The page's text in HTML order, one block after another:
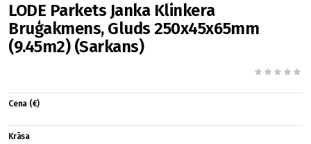
LODE Parkets Janka Klinkera
Bruģakmens, Gluds 250x45x65mm
(9.45m2) (Sarkans)
Cena (€)
Krāsa